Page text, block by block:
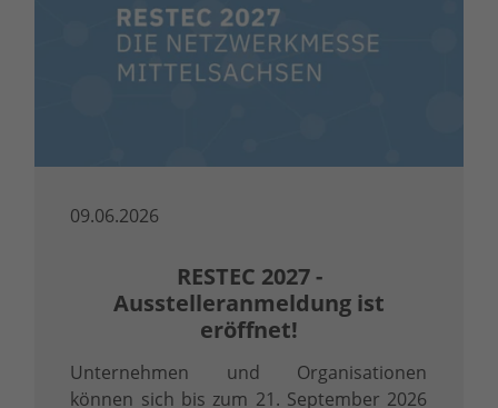
09.06.2026
RESTEC 2027 -
Ausstelleranmeldung ist
eröffnet!
Unternehmen und Organisationen
können sich bis zum 21. September 2026